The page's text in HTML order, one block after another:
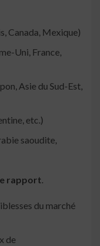
Canada, Mexique)
Uni, France,
Asie du Sud-Est,
etc.)
saoudite,
rapport.
du marché
de